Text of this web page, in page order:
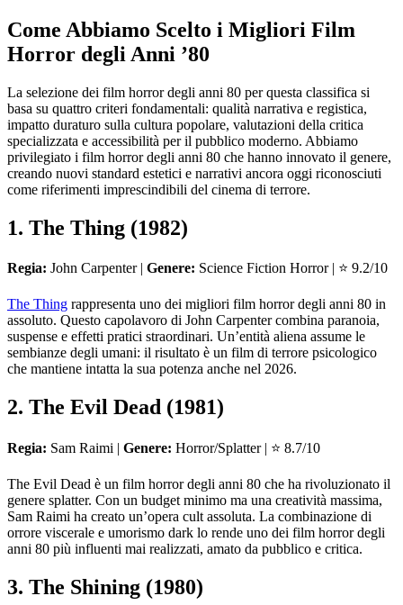
Come Abbiamo Scelto i Migliori Film
Horror degli Anni ’80
La selezione dei film horror degli anni 80 per questa classifica si
basa su quattro criteri fondamentali: qualità narrativa e registica,
impatto duraturo sulla cultura popolare, valutazioni della critica
specializzata e accessibilità per il pubblico moderno. Abbiamo
privilegiato i film horror degli anni 80 che hanno innovato il genere,
creando nuovi standard estetici e narrativi ancora oggi riconosciuti
come riferimenti imprescindibili del cinema di terrore.
1. The Thing (1982)
Regia: John Carpenter | Genere: Science Fiction Horror | ⭐ 9.2/10
The Thing rappresenta uno dei migliori film horror degli anni 80 in
assoluto. Questo capolavoro di John Carpenter combina paranoia,
suspense e effetti pratici straordinari. Un’entità aliena assume le
sembianze degli umani: il risultato è un film di terrore psicologico
che mantiene intatta la sua potenza anche nel 2026.
2. The Evil Dead (1981)
Regia: Sam Raimi | Genere: Horror/Splatter | ⭐ 8.7/10
The Evil Dead è un film horror degli anni 80 che ha rivoluzionato il
genere splatter. Con un budget minimo ma una creatività massima,
Sam Raimi ha creato un’opera cult assoluta. La combinazione di
orrore viscerale e umorismo dark lo rende uno dei film horror degli
anni 80 più influenti mai realizzati, amato da pubblico e critica.
3. The Shining (1980)